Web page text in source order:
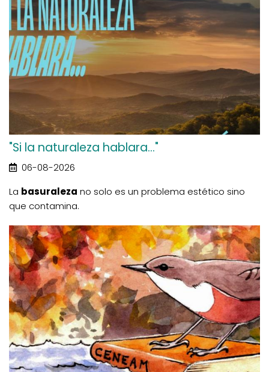
"Si la naturaleza hablara..."
06-08-2026
La basuraleza no solo es un problema estético sino
que contamina.